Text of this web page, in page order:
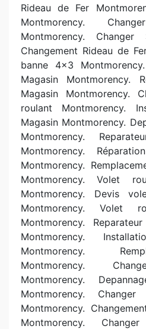
Rideau de Fer
Montmorency.
Montmorency. Changer
Changement Rideau de
banne 4x3
Magasin Montmorency.
Magasin Montmorency.
roulant Montmorency.
Magasin Montmorency.
Montmorency.
Montmorency.
Montmorency.
Montmorency. Volet
Montmorency. Devis
Montmorency. Volet
Montmorency.
Montmorency.
Montmorency.
Montmorency.
Montmorency.
Montmorency.
Montmorency.
Montmorency.